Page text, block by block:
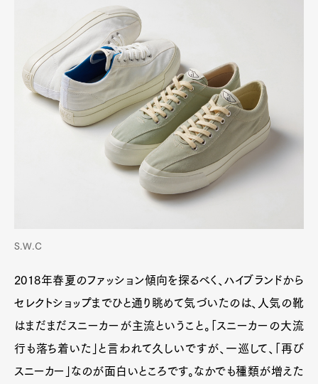
S.W.C
2018年春夏のファッション傾向を探るべく、ハイブランドから
セレクトショップまでひと通り眺めて気づいたのは、人気の靴
はまだまだスニーカーが主流ということ。「スニーカーの大流
行も落ち着いた」と言われて久しいですが、一巡して、「再び
スニーカー」なのが面白いところです。なかでも種類が増えた